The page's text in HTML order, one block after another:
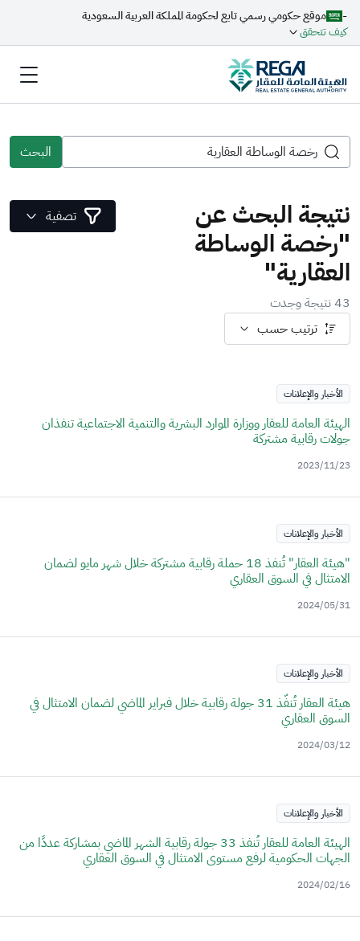
-
موقع حكومي رسمي تابع لحكومة المملكة العربية السعودية
كيف تتحقق
البحث
نتيجة البحث عن
"رخصة الوساطة
العقارية"
43 نتيجة وجدت
تصفية
ترتيب حسب
الأخبار والإعلانات
الهيئة العامة للعقار ووزارة الموارد البشرية والتنمية الاجتماعية تنفذان
جولات رقابية مشتركة
2023/11/23
الأخبار والإعلانات
"هيئة العقار" تُنفذ 18 حملة رقابية مشتركة خلال شهر مايو لضمان
الامتثال في السوق العقاري
2024/05/31
الأخبار والإعلانات
هيئة العقار تُنفّذ 31 جولة رقابية خلال فبراير الماضي لضمان الامتثال في
السوق العقاري
2024/03/12
الأخبار والإعلانات
الهيئة العامة للعقار تُنفذ 33 جولة رقابية الشهر الماضي بمشاركة عددًا من
الجهات الحكومية لرفع مستوى الامتثال في السوق العقاري
2024/02/16